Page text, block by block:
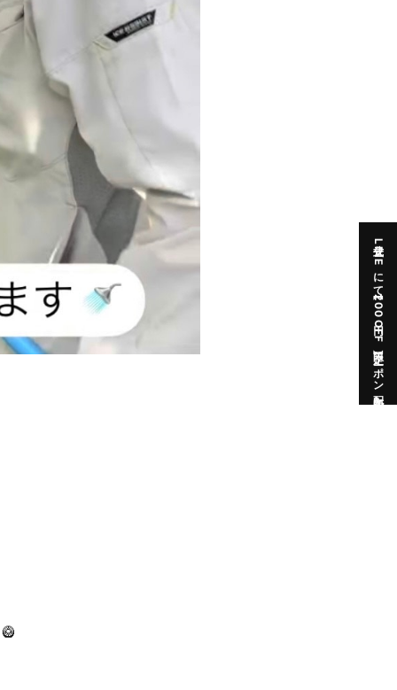
公式LINEにて【200円OFF】限定クーポン配布中